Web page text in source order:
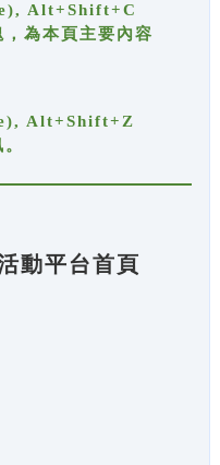
Alt+Shift+C
為本頁主要內容
Alt+Shift+Z
動平台首頁